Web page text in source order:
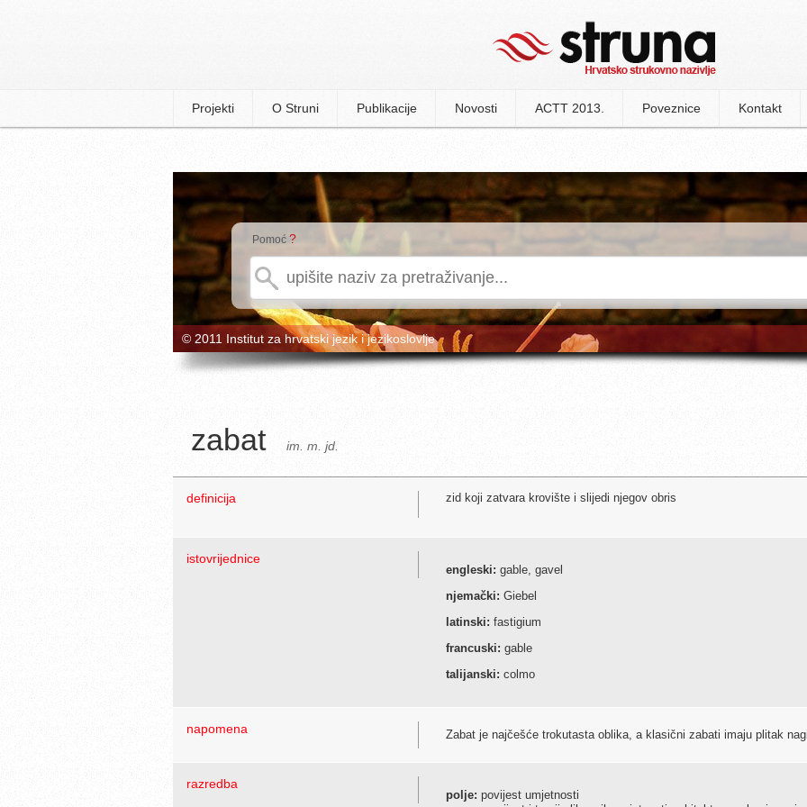
Projekti O Struni Publikacije Novosti ACTT 2013. Poveznice Kontakt
Pomoć ?
© 2011 Institut za hrvatski jezik i jezikoslovlje
zabat im. m. jd.
definicija zid koji zatvara krovište i slijedi njegov obris
istovrijednice
engleski: gable, gavel
njemački: Giebel
latinski: fastigium
francuski: gable
talijanski: colmo
napomena Zabat je najčešće trokutasta oblika, a klasični zabati imaju plitak
razredba
polje: povijest umjetnosti